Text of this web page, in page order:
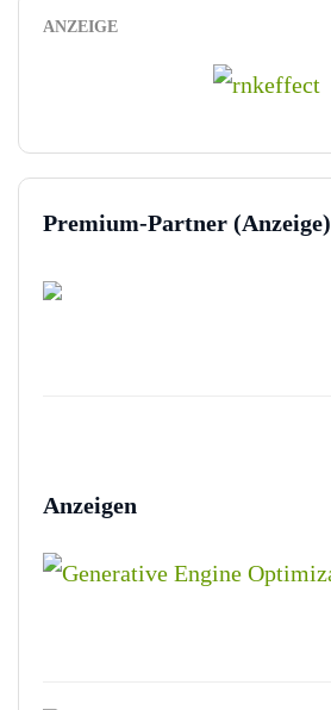
ANZEIGE
Premium-Partner (Anzeige)
Anzeigen